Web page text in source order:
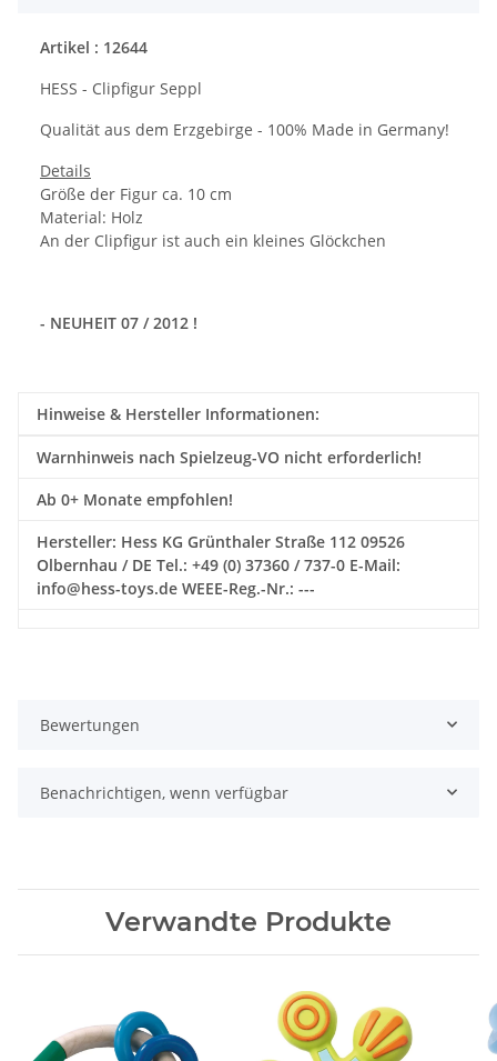
Artikel : 12644
HESS - Clipfigur Seppl
Qualität aus dem Erzgebirge - 100% Made in Germany!
Details
Größe der Figur ca. 10 cm
Material: Holz
An der Clipfigur ist auch ein kleines Glöckchen
- NEUHEIT 07 / 2012 !
Hinweise & Hersteller Informationen:
Warnhinweis nach Spielzeug-VO nicht erforderlich!
Ab 0+ Monate empfohlen!
Hersteller: Hess KG Grünthaler Straße 112 09526
Olbernhau / DE Tel.: +49 (0) 37360 / 737-0 E-Mail:
info@hess-toys.de WEEE-Reg.-Nr.: ---
Bewertungen
Benachrichtigen, wenn verfügbar
Verwandte Produkte